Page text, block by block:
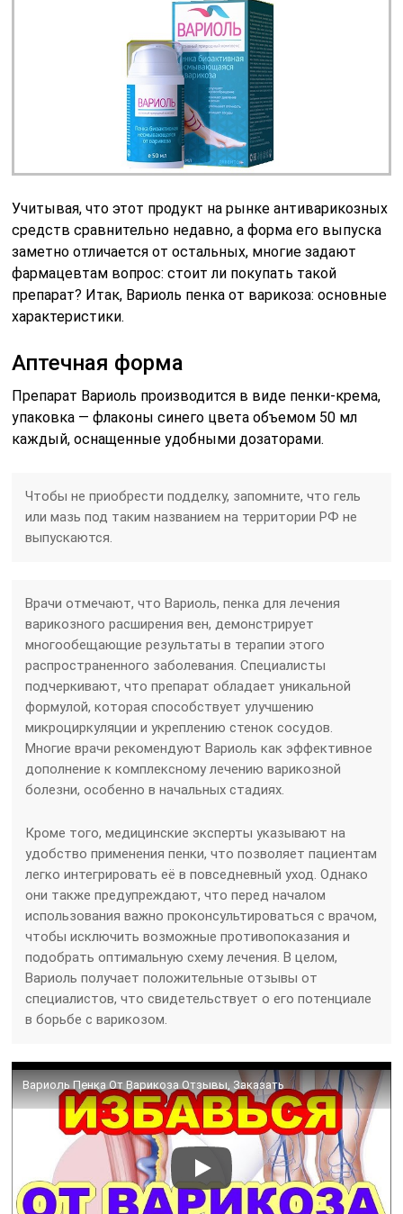
Учитывая, что этот продукт на рынке антиварикозных
средств сравнительно недавно, а форма его выпуска
заметно отличается от остальных, многие задают
фармацевтам вопрос: стоит ли покупать такой
препарат? Итак, Вариоль пенка от варикоза: основные
характеристики.
Аптечная форма
Препарат Вариоль производится в виде пенки-крема,
упаковка — флаконы синего цвета объемом 50 мл
каждый, оснащенные удобными дозаторами.
Чтобы не приобрести подделку, запомните, что гель
или мазь под таким названием на территории РФ не
выпускаются.
Врачи отмечают, что Вариоль, пенка для лечения
варикозного расширения вен, демонстрирует
многообещающие результаты в терапии этого
распространенного заболевания. Специалисты
подчеркивают, что препарат обладает уникальной
формулой, которая способствует улучшению
микроциркуляции и укреплению стенок сосудов.
Многие врачи рекомендуют Вариоль как эффективное
дополнение к комплексному лечению варикозной
болезни, особенно в начальных стадиях.
Кроме того, медицинские эксперты указывают на
удобство применения пенки, что позволяет пациентам
легко интегрировать её в повседневный уход. Однако
они также предупреждают, что перед началом
использования важно проконсультироваться с врачом,
чтобы исключить возможные противопоказания и
подобрать оптимальную схему лечения. В целом,
Вариоль получает положительные отзывы от
специалистов, что свидетельствует о его потенциале
в борьбе с варикозом.
Вариоль Пенка От Варикоза Отзывы, Заказать